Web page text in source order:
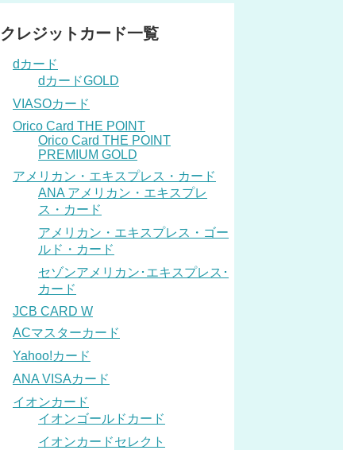
クレジットカード一覧
dカード
dカードGOLD
VIASOカード
Orico Card THE POINT
Orico Card THE POINT
PREMIUM GOLD
アメリカン・エキスプレス・カード
ANA アメリカン・エキスプレ
ス・カード
アメリカン・エキスプレス・ゴー
ルド・カード
セゾンアメリカン･エキスプレス･
カード
JCB CARD W
ACマスターカード
Yahoo!カード
ANA VISAカード
イオンカード
イオンゴールドカード
イオンカードセレクト